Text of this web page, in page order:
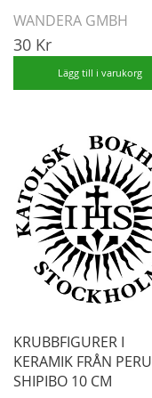
WANDERA GMBH
30 Kr
Lägg till i varukorg
KRUBBFIGURER I
KERAMIK FRÅN PERU
SHIPIBO 10 CM